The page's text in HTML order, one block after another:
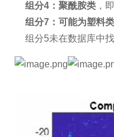
组分4：聚酰胺类 ，
组分7：可能为塑料
组分5未在数据库中